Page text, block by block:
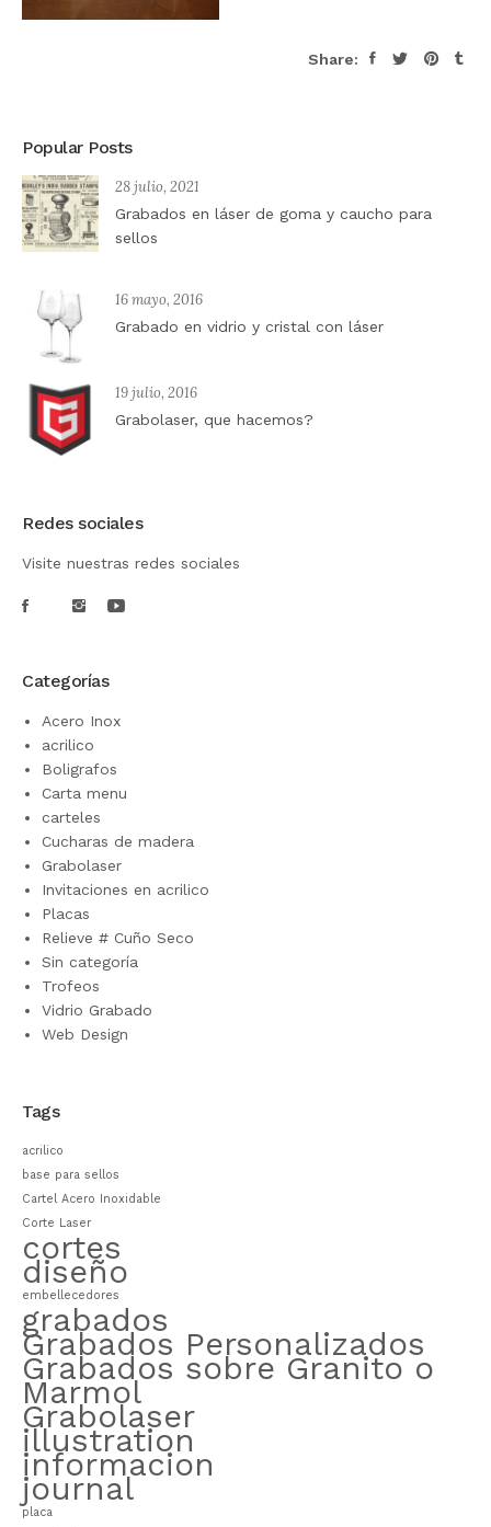
Share:
Popular Posts
28 julio, 2021
Grabados en láser de goma y caucho para
sellos
16 mayo, 2016
Grabado en vidrio y cristal con láser
19 julio, 2016
Grabolaser, que hacemos?
Redes sociales
Visite nuestras redes sociales
Categorías
Acero Inox
acrilico
Boligrafos
Carta menu
carteles
Cucharas de madera
Grabolaser
Invitaciones en acrilico
Placas
Relieve # Cuño Seco
Sin categoría
Trofeos
Vidrio Grabado
Web Design
Tags
acrilico
base para sellos
Cartel Acero Inoxidable
Corte Laser
cortes
diseño
embellecedores
grabados
Grabados Personalizados
Grabados sobre Granito o
Marmol
Grabolaser
illustration
informacion
journal
placa